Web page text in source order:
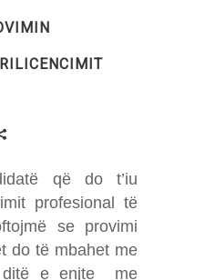
që do t’iu
profesional të
se provimi
do të mbahet me
ditë e enjte me